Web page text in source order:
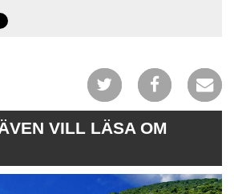
VILL LÄSA OM